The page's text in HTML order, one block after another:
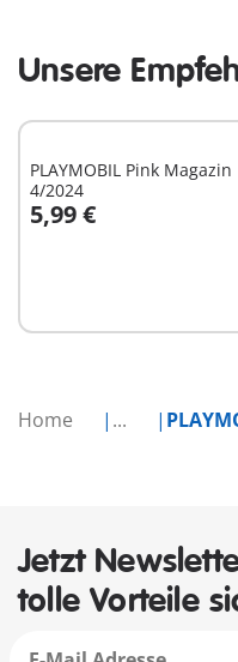
Home ...
Unsere
PLAYMOBIL Pink Magazin
4/2024
5,99 €
In den Warenkorb
Jetzt
tolle Vorteile